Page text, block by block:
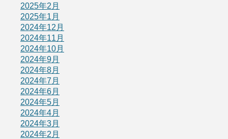
2025年2月
2025年1月
2024年12月
2024年11月
2024年10月
2024年9月
2024年8月
2024年7月
2024年6月
2024年5月
2024年4月
2024年3月
2024年2月